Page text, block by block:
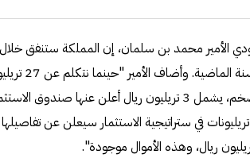
الشركات الكبرى، و4 تريليونات في ستراتيجية الاستثمار سيعلن عن